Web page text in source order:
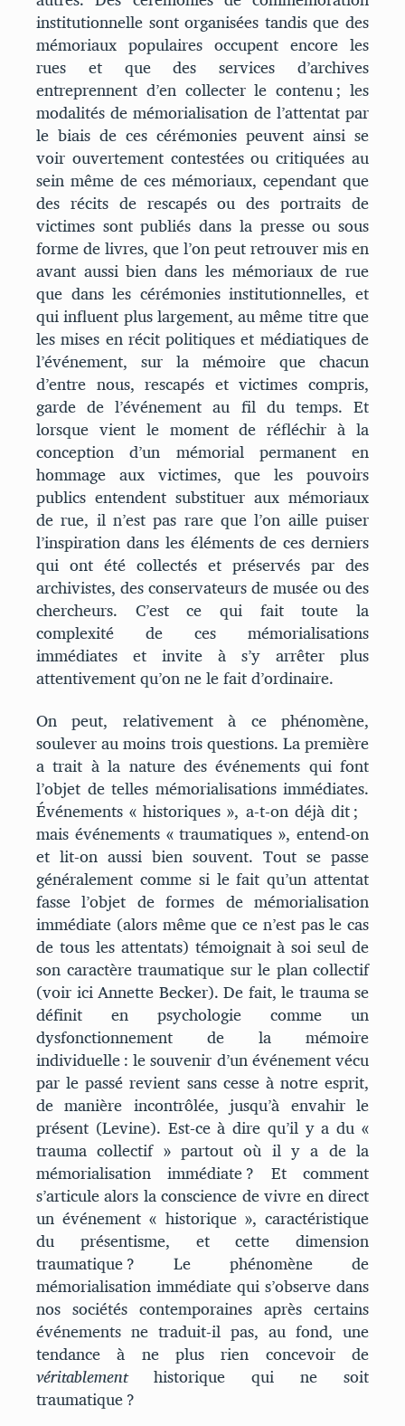
institutionnelle sont organisées tandis que des
mémoriaux populaires occupent encore les
rues et que des services d’archives
entreprennent d’en collecter le contenu ; les
modalités de mémorialisation de l’attentat par
le biais de ces cérémonies peuvent ainsi se
voir ouvertement contestées ou critiquées au
sein même de ces mémoriaux, cependant que
des récits de rescapés ou des portraits de
victimes sont publiés dans la presse ou sous
forme de livres, que l’on peut retrouver mis en
avant aussi bien dans les mémoriaux de rue
que dans les cérémonies institutionnelles, et
qui influent plus largement, au même titre que
les mises en récit politiques et médiatiques de
l’événement, sur la mémoire que chacun
d’entre nous, rescapés et victimes compris,
garde de l’événement au fil du temps. Et
lorsque vient le moment de réfléchir à la
conception d’un mémorial permanent en
hommage aux victimes, que les pouvoirs
publics entendent substituer aux mémoriaux
de rue, il n’est pas rare que l’on aille puiser
l’inspiration dans les éléments de ces derniers
qui ont été collectés et préservés par des
archivistes, des conservateurs de musée ou des
chercheurs. C’est ce qui fait toute la
complexité de ces mémorialisations
immédiates et invite à s’y arrêter plus
attentivement qu’on ne le fait d’ordinaire.
On peut, relativement à ce phénomène,
soulever au moins trois questions. La première
a trait à la nature des événements qui font
l’objet de telles mémorialisations immédiates.
Événements « historiques », a-t-on déjà dit ;
mais événements « traumatiques », entend-on
et lit-on aussi bien souvent. Tout se passe
généralement comme si le fait qu’un attentat
fasse l’objet de formes de mémorialisation
immédiate (alors même que ce n’est pas le cas
de tous les attentats) témoignait à soi seul de
son caractère traumatique sur le plan collectif
(voir ici Annette Becker). De fait, le trauma se
définit en psychologie comme un
dysfonctionnement de la mémoire
individuelle : le souvenir d’un événement vécu
par le passé revient sans cesse à notre esprit,
de manière incontrôlée, jusqu’à envahir le
présent (Levine). Est-ce à dire qu’il y a du «
trauma collectif » partout où il y a de la
mémorialisation immédiate ? Et comment
s’articule alors la conscience de vivre en direct
un événement « historique », caractéristique
du présentisme, et cette dimension
traumatique ? Le phénomène de
mémorialisation immédiate qui s’observe dans
nos sociétés contemporaines après certains
événements ne traduit-il pas, au fond, une
tendance à ne plus rien concevoir de
véritablementhistorique qui ne soit
traumatique ?